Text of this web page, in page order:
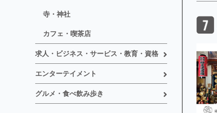
寺・神社
カフェ・喫茶店
求人・ビジネス・サービス・教育・資格
エンターテイメント
グルメ・食べ飲み歩き